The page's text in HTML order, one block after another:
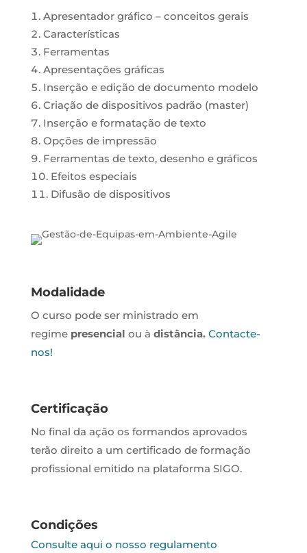
Apresentador gráfico – conceitos gerais
Características
Ferramentas
Apresentações gráficas
Inserção e edição de documento modelo
Criação de dispositivos padrão (master)
Inserção e formatação de texto
Opções de impressão
Ferramentas de texto, desenho e gráficos
Efeitos especiais
Difusão de dispositivos
Modalidade
O curso pode ser ministrado em
regime presencial ou à distância. Contacte-
nos!
Certificação
No final da ação os formandos aprovados
terão direito a um certificado de formação
profissional emitido na plataforma SIGO.
Condições
Consulte aqui o nosso regulamento